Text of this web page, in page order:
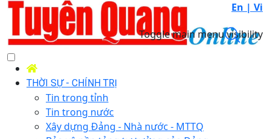
En | Vi
Toggle main menu visibility
THỜI SỰ - CHÍNH TRỊ
Tin trong tỉnh
Tin trong nước
Xây dựng Đảng - Nhà nước - MTTQ